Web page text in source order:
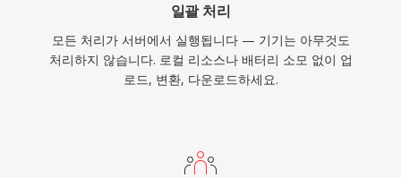
일괄 처리
모든 처리가 서버에서 실행됩니다 — 기기는 아무것도
처리하지 않습니다. 로컬 리소스나 배터리 소모 없이 업
로드, 변환, 다운로드하세요.